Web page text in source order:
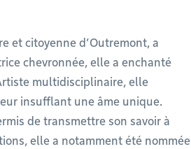
et citoyenne d’Outremont, a
chevronnée, elle a enchanté
multidisciplinaire, elle
insufflant une âme unique.
de transmettre son savoir à
elle a notamment été nommée